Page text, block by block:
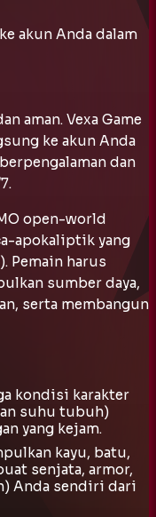
akun Anda dalam
aman. Vexa Game
ke akun Anda
dan
open-world
apokaliptik yang
Pemain harus
sumber daya,
serta membangun
kondisi karakter
suhu tubuh)
yang kejam.
kayu, batu,
senjata, armor,
Anda sendiri dari